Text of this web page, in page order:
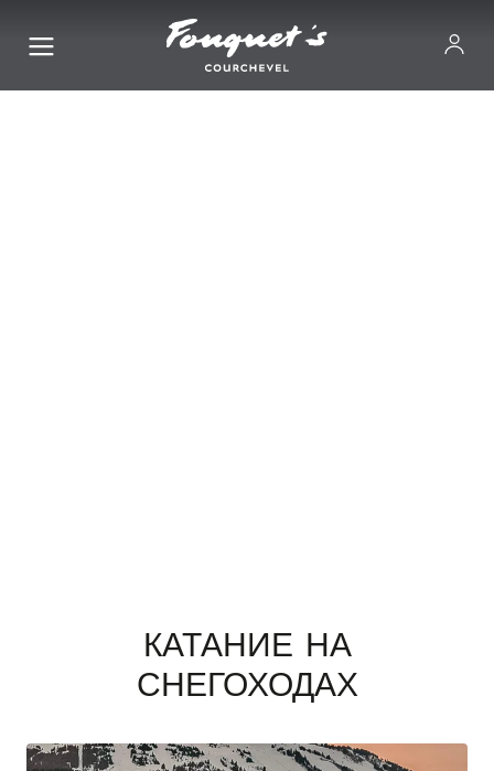
КАТАНИЕ НА
СНЕГОХОДАХ